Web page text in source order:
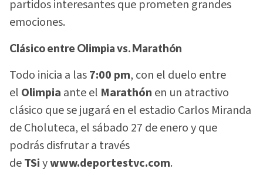
partidos interesantes que prometen grandes
emociones.
Clásico entre Olimpia vs. Marathón
Todo inicia a las7:00 pm, con el duelo entre
el Olimpia ante el Marathón en un atractivo
clásico que se jugará en el estadio Carlos Miranda
de Choluteca, el sábado 27 de enero y que
podrás disfrutar a través
deTSiywww.deportestvc.com.